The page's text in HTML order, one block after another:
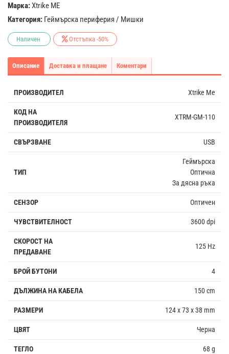
Марка:Xtrike ME
Категория: Геймърска периферия / Мишки
Наличен Отстъпка -50%
Описание Доставка и плащане Коментари
ПРОИЗВОДИТЕЛ Xtrike Me
КОД НА
ПРОИЗВОДИТЕЛЯ
XTRM-GM-110
СВЪРЗВАНЕ USB
ТИП
Геймърска
Оптична
За дясна ръка
СЕНЗОР Оптичен
ЧУВСТВИТЕЛНОСТ 3600 dpi
СКОРОСТ НА
ПРЕДАВАНЕ
125 Hz
БРОЙ БУТОНИ 4
ДЪЛЖИНА НА КАБЕЛА 150 cm
РАЗМЕРИ 124 x 73 x 38 mm
ЦВЯТ Черна
ТЕГЛО 68 g